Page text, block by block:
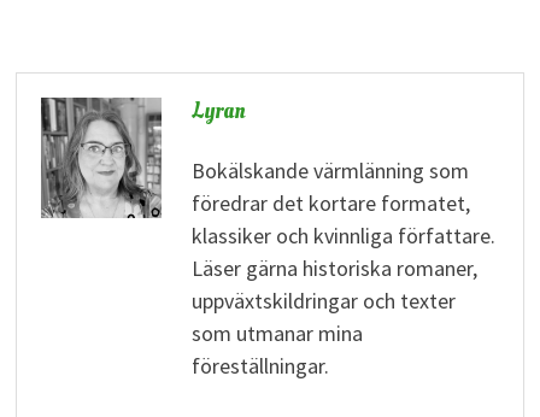
Lyran
Bokälskande värmlänning som
föredrar det kortare formatet,
klassiker och kvinnliga författare.
Läser gärna historiska romaner,
uppväxtskildringar och texter
som utmanar mina
föreställningar.